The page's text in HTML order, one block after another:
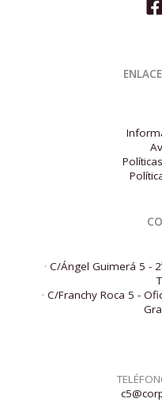
· C/Ángel Guimerá 5 -
· C/Franchy Roca 5 -